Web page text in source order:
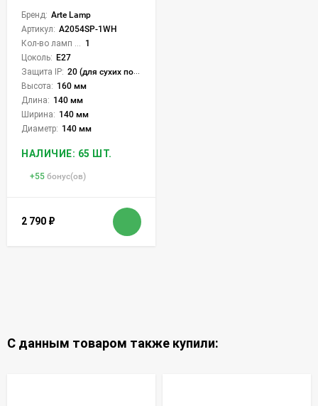
Бренд: Arte Lamp
Артикул: A2054SP-1WH
1
Цоколь: E27
Защита IP: 20 (для сухих пом.)
Высота: 160 мм
Длина: 140 мм
Ширина: 140 мм
Диаметр: 140 мм
НАЛИЧИЕ: 65 ШТ.
+55 бонус(ов)
2 790 ₽
С данным товаром также купили: